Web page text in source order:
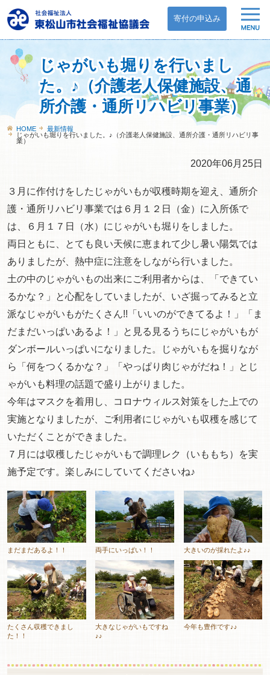
寄付の申込み
じゃがいも堀りを行いまし
た。♪（介護老人保健施設、通
所介護・通所リハビリ事業）
HOME
最新情報
じゃがいも堀りを行いました。♪（介護老人保健施設、通所介護・通所リハビリ事
業）
2020年06月25日
３月に作付けをしたじゃがいもが収穫時期を迎え、通所介
護・通所リハビリ事業では６月１２日（金）に入所係で
は、６月１７日（水）にじゃがいも堀りをしました。
両日ともに、とても良い天候に恵まれて少し暑い陽気では
ありましたが、熱中症に注意をしながら行いました。
土の中のじゃがいもの出来にご利用者からは、「できてい
るかな？」と心配をしていましたが、いざ掘ってみると立
派なじゃがいもがたくさん!!「いいのができてるよ！」「ま
だまだいっぱいあるよ！」と見る見るうちにじゃがいもが
ダンボールいっぱいになりました。じゃがいもを掘りなが
ら「何をつくるかな？」「やっぱり肉じゃがだね！」とじ
ゃがいも料理の話題で盛り上がりました。
今年はマスクを着用し、コロナウィルス対策をした上での
実施となりましたが、ご利用者にじゃがいも収穫を感じて
いただくことができました。
７月には収穫したじゃがいもで調理レク（いももち）を実
施予定です。楽しみにしていてくださいね♪
まだまだあるよ！！ 両手にいっぱい！！ 大きいのが採れたよ♪♪
たくさん収穫できまし
た！！
大きなじゃがいもですね
♪♪
今年も豊作です♪♪